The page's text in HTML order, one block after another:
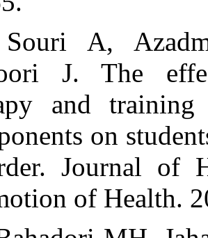
37. Souri A,
Ashoori J.
therapy and
components on
disorder.
Promotion of